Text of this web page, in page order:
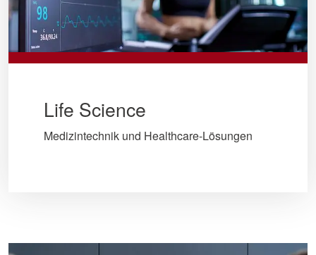
Life Science
Medizintechnik und Healthcare-Lösungen